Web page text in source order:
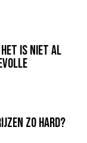
het is niet al
zo hard?